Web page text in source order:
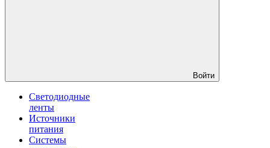
Войти
Светодиодные
ленты
Источники
питания
Системы